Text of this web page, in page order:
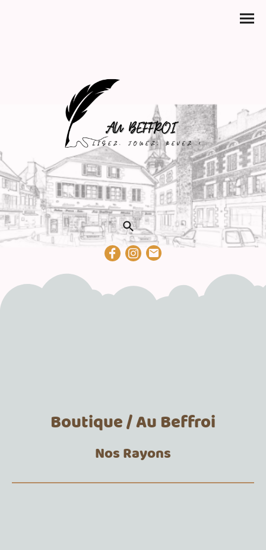
Boutique / Au Beffroi
Nos Rayons